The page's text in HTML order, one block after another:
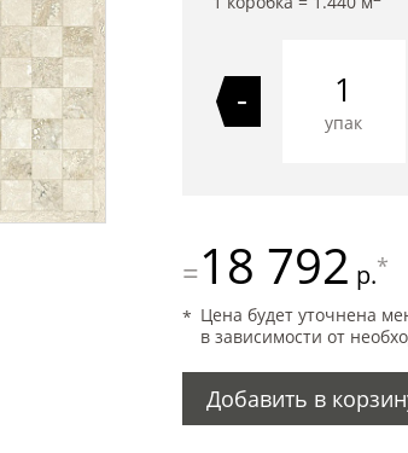
-
упак
=18 792 р.*
Цена будет уточнена
в зависимости от
Добавить в